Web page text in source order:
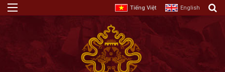
Tiếng Việt English